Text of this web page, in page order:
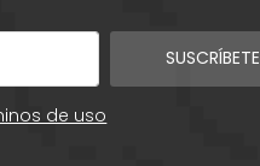
SUSCRÍBETE
de uso